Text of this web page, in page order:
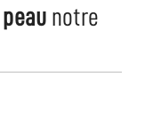
notre